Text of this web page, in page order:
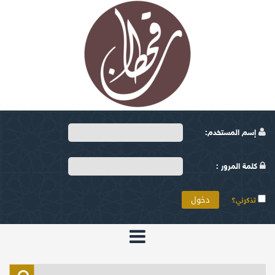
إسم المستخدم:
كلمة المرور :
تذكرني؟